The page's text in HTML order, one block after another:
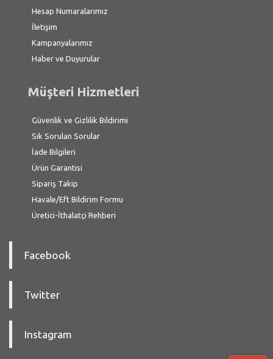
Hesap Numaralarımız
İletişim
Kampanyalarımız
Haber ve Duyurular
Müşteri Hizmetleri
Güvenlik ve Gizlilik Bildirimi
Sık Sorulan Sorular
İade Bilgileri
Ürün Garantisi
Sipariş Takip
Havale/Eft Bildirim Formu
Üretici-İthalatçi Rehberi
Facebook
Twitter
Instagram